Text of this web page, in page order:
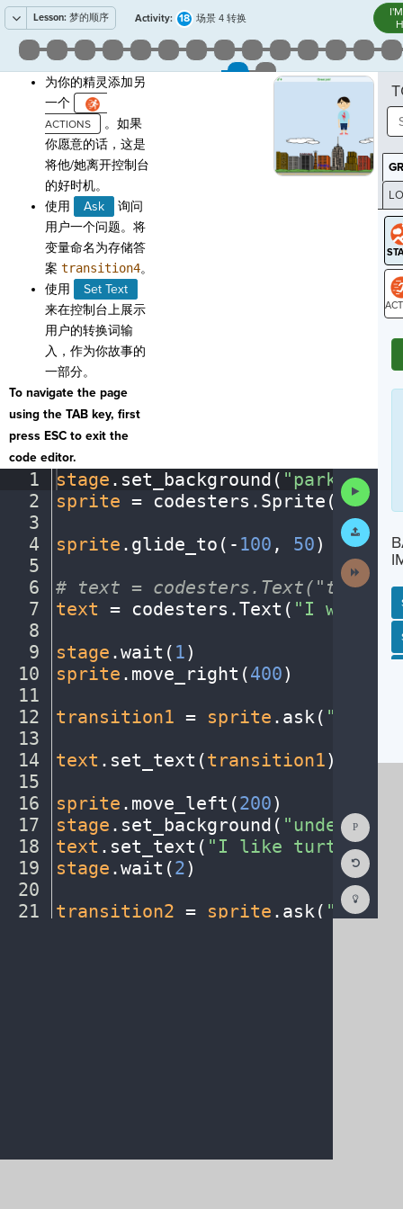
Lesson: 梦的顺序 Activity: 18 场景 4 转换
为你的精灵添加另
一个
。如果
你愿意的话，这是
将他/她离开控制台
的好时机。
使用
Ask
询问
用户一个问题。将
变量命名为存储答
案 transition4。
使用
Set Text
来在控制台上展示
用户的转换词输
入，作为你故事的
一部分。
To navigate the page
using the TAB key, first
press ESC to exit the
code editor.
1
2
3
4
5
6
7
8
9
10
11
12
13
14
15
16
17
18
19
20
21
stage . set_background( "park")¬
sprite = codesters . Sprite(
sprite . glide_to( - 100 , 50)
# text = codesters.Text("text", ·
text = codesters .Text( "I went
stage .wait( 1)
sprite . move_right(400)
transition1 = sprite . ask( "Choose
text . set_text(transition1)
sprite . move_left(200)
stage . set_background(
text . set_text( "I like turtles."
stage .wait(2)
transition2 = sprite . ask( "Enter
Code
Work
Activity
Code
How
To